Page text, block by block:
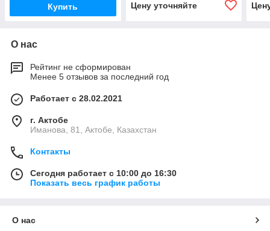
Купить Цену уточняйте
О нас
Рейтинг не сформирован
Менее 5 отзывов за последний год
Работает с 28.02.2021
г. Актобе
Иманова, 81, Актобе, Казахстан
Контакты
Сегодня работает с 10:00 до 16:30
Показать весь график работы
О нас